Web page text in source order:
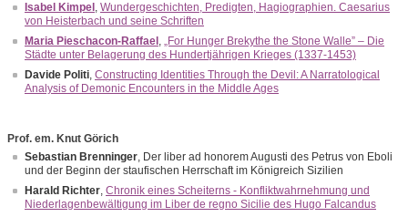
Isabel Kimpel , Wundergeschichten, Predigten, Hagiographien. Caesarius
von Heisterbach und seine Schriften
Maria Pieschacon-Raffael , „For Hunger Brekythe the Stone Walle” – Die
Städte unter Belagerung des Hundertjährigen Krieges (1337-1453)
Davide Politi, Constructing Identities Through the Devil: A Narratological
Analysis of Demonic Encounters in the Middle Ages
Prof. em. Knut Görich
Sebastian Brenninger, Der liber ad honorem Augusti des Petrus von Eboli
und der Beginn der staufischen Herrschaft im Königreich Sizilien
Harald Richter, Chronik eines Scheiterns - Konfliktwahrnehmung und
Niederlagenbewältigung im Liber de regno Sicilie des Hugo Falcandus